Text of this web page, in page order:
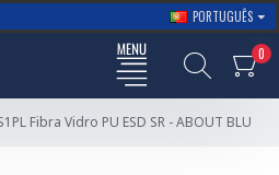
PORTUGUÊS
0
Fibra Vidro PU ESD SR - ABOUT BLU